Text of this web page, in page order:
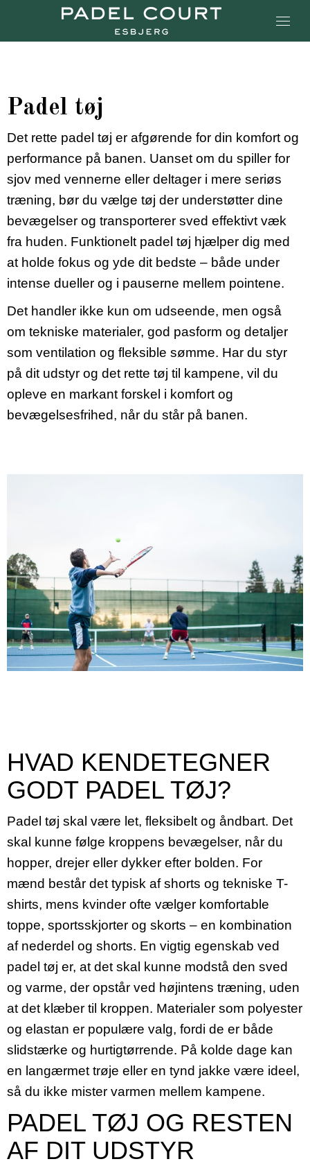
Padel tøj
Det rette padel tøj er afgørende for din komfort og
performance på banen. Uanset om du spiller for
sjov med vennerne eller deltager i mere seriøs
træning, bør du vælge tøj der understøtter dine
bevægelser og transporterer sved effektivt væk
fra huden. Funktionelt padel tøj hjælper dig med
at holde fokus og yde dit bedste – både under
intense dueller og i pauserne mellem pointene.
Det handler ikke kun om udseende, men også
om tekniske materialer, god pasform og detaljer
som ventilation og fleksible sømme. Har du styr
på dit udstyr og det rette tøj til kampene, vil du
opleve en markant forskel i komfort og
bevægelsesfrihed, når du står på banen.
HVAD KENDETEGNER
GODT PADEL TØJ?
Padel tøj skal være let, fleksibelt og åndbart. Det
skal kunne følge kroppens bevægelser, når du
hopper, drejer eller dykker efter bolden. For
mænd består det typisk af shorts og tekniske T-
shirts, mens kvinder ofte vælger komfortable
toppe, sportsskjorter og skorts – en kombination
af nederdel og shorts. En vigtig egenskab ved
padel tøj er, at det skal kunne modstå den sved
og varme, der opstår ved højintens træning, uden
at det klæber til kroppen. Materialer som polyester
og elastan er populære valg, fordi de er både
slidstærke og hurtigtørrende. På kolde dage kan
en langærmet trøje eller en tynd jakke være ideel,
så du ikke mister varmen mellem kampene.
PADEL TØJ OG RESTEN
AF DIT UDSTYR